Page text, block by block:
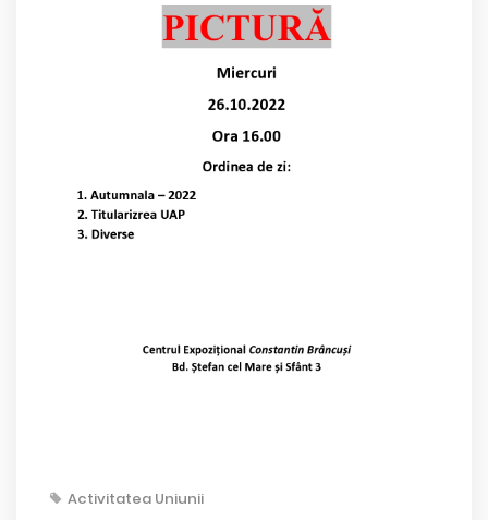
Activitatea Uniunii